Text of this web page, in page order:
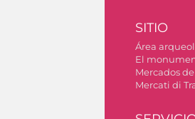
SITIO
Área
El
Mercados
Mercati di